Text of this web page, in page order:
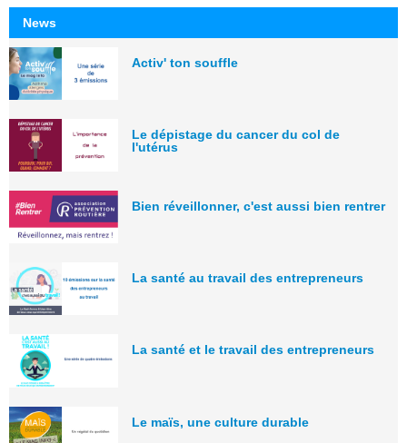
News
Activ' ton souffle
Le dépistage du cancer du col de
l'utérus
Bien réveillonner, c'est aussi bien rentrer
La santé au travail des entrepreneurs
La santé et le travail des entrepreneurs
Le maïs, une culture durable